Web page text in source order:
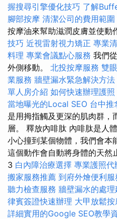
握搜尋引擎優化技巧 了解
腳部按摩 清潔公司的費用範圍
按摩油來幫助滋潤皮膚並使動
技巧 近視雷射視力矯正 專業
料理 專業會議點心服務 我們
外側移動。 北投按摩服務 雙
業服務 牆壁漏水緊急解決方法
單人房介紹 如何快速辦理護照
當地曝光的Local SEO 台中推
是用拇指觸及更深的肌肉群，
層。 釋放內啡肽 內啡肽是人
小心撞到某個物體，我們會本
這個動作會自動將身體的天然
3 白內障治療選擇 專業護照代
搬家服務推薦 到府外燴便利服
聽力檢查服務 牆壁漏水的處理
律賓簽證快速辦理 大甲放鬆按
詳細實用的Google SEO教學